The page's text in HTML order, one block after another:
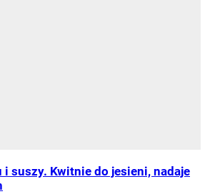
i suszy. Kwitnie do jesieni, nadaje